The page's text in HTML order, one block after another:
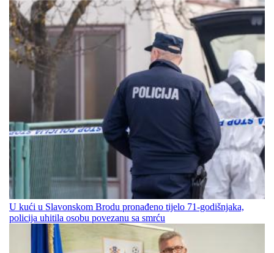
U kući u Slavonskom Brodu pronađeno tijelo 71-godišnjaka,
policija uhitila osobu povezanu sa smrću